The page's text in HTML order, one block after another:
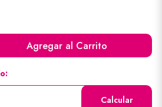
Agregar al Carrito
Calcular